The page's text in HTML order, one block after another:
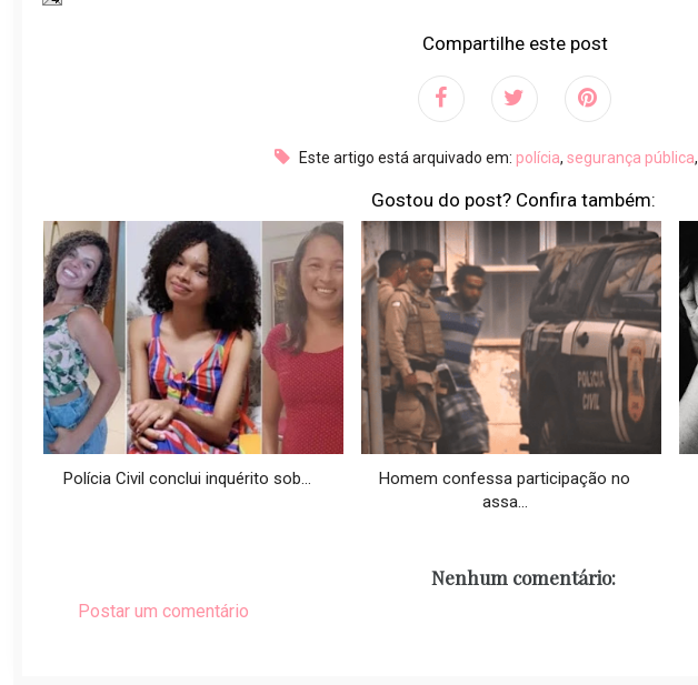
Compartilhe este post
Este artigo está arquivado em: polícia, segurança pública,
Gostou do post? Confira também:
Polícia Civil conclui inquérito sob...
Homem confessa participação no
assa...
Nenhum comentário:
Postar um comentário